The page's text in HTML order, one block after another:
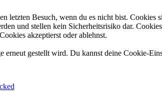
letzten Besuch, wenn du es nicht bist. Cookies
und stellen kein Sicherheitsrisiko dar.
akzeptierst oder ablehnst.
gestellt wird. Du kannst deine Cookie-